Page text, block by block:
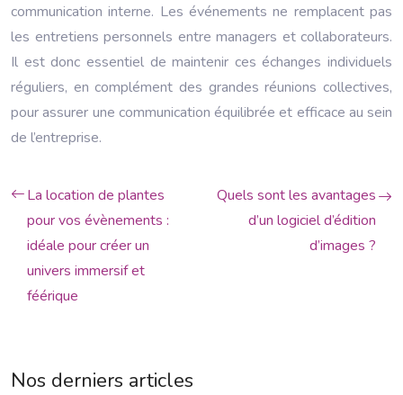
communication interne. Les événements ne remplacent pas
les entretiens personnels entre managers et collaborateurs.
Il est donc essentiel de maintenir ces échanges individuels
réguliers, en complément des grandes réunions collectives,
pour assurer une communication équilibrée et efficace au sein
de l’entreprise.
La location de plantes
pour vos évènements :
idéale pour créer un
univers immersif et
féérique
Quels sont les avantages
d’un logiciel d’édition
d’images ?
Nos derniers articles